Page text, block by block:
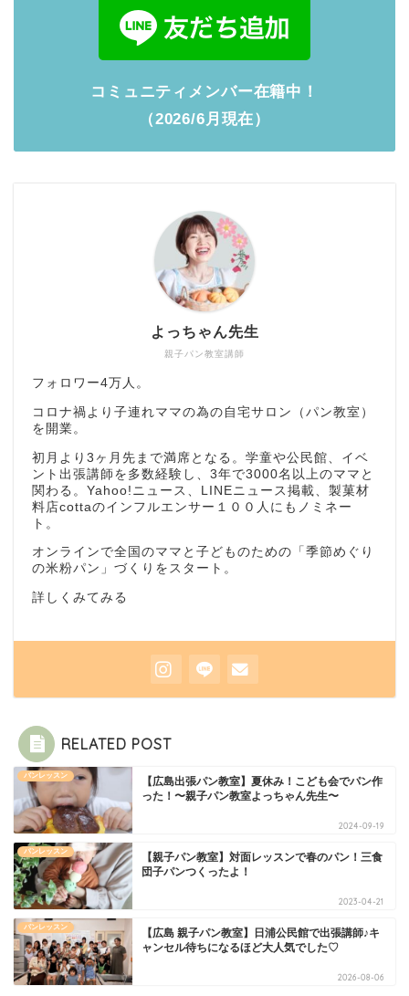
コミュニティメンバー在籍中！
（2026/6月現在）
親子パン教室講師
よっちゃん先生
フォロワー4万人。
コロナ禍より子連れママの為の自宅サロン（パン教室）
を開業。
初月より3ヶ月先まで満席となる。学童や公民館、イベ
ント出張講師を多数経験し、3年で3000名以上のママと
関わる。Yahoo!ニュース、LINEニュース掲載、製菓材
料店cottaのインフルエンサー１００人にもノミネー
ト。
オンラインで全国のママと子どものための「季節めぐり
の米粉パン」づくりをスタート。
詳しくみてみる
RELATED POST
パンレッスン
【広島出張パン教室】夏休み！こども会でパン作
った！〜親子パン教室よっちゃん先生〜
2024-09-19
パンレッスン
【親子パン教室】対面レッスンで春のパン！三食
団子パンつくったよ！
2023-04-21
パンレッスン
【広島 親子パン教室】日浦公民館で出張講師♪キ
ャンセル待ちになるほど大人気でした♡
2026-08-06